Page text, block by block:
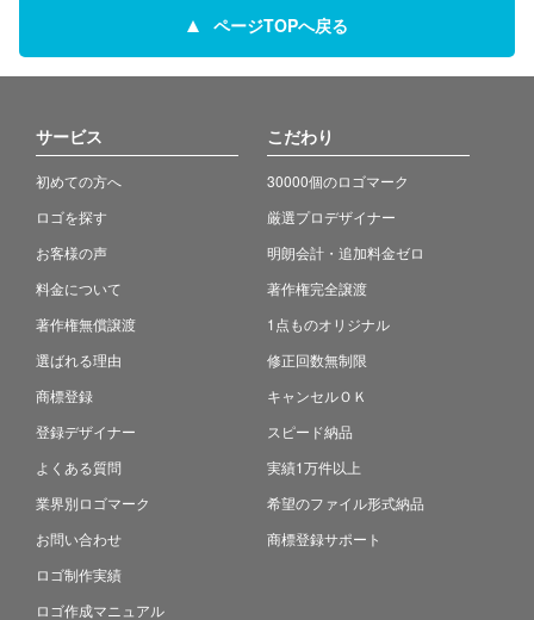
ページTOPへ戻る
サービス
初めての方へ
ロゴを探す
お客様の声
料金について
著作権無償譲渡
選ばれる理由
商標登録
登録デザイナー
よくある質問
業界別ロゴマーク
お問い合わせ
ロゴ制作実績
ロゴ作成マニュアル
こだわり
30000個のロゴマーク
厳選プロデザイナー
明朗会計・追加料金ゼロ
著作権完全譲渡
1点ものオリジナル
修正回数無制限
キャンセルＯＫ
スピード納品
実績1万件以上
希望のファイル形式納品
商標登録サポート